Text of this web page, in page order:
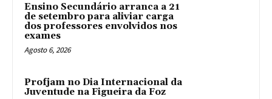
Ensino Secundário arranca a 21
de setembro para aliviar carga
dos professores envolvidos nos
exames
Agosto 6, 2026
Profjam no Dia Internacional da
Juventude na Figueira da Foz